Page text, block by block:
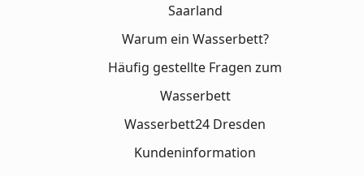
Saarland
Warum ein Wasserbett?
Häufig gestellte Fragen zum
Wasserbett
Wasserbett24 Dresden
Kundeninformation